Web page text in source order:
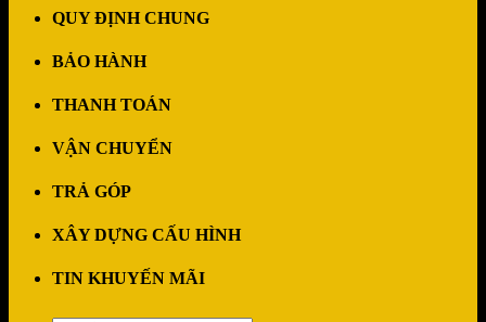
QUY ĐỊNH CHUNG
BẢO HÀNH
THANH TOÁN
VẬN CHUYỂN
TRẢ GÓP
XÂY DỰNG CẤU HÌNH
TIN KHUYẾN MÃI